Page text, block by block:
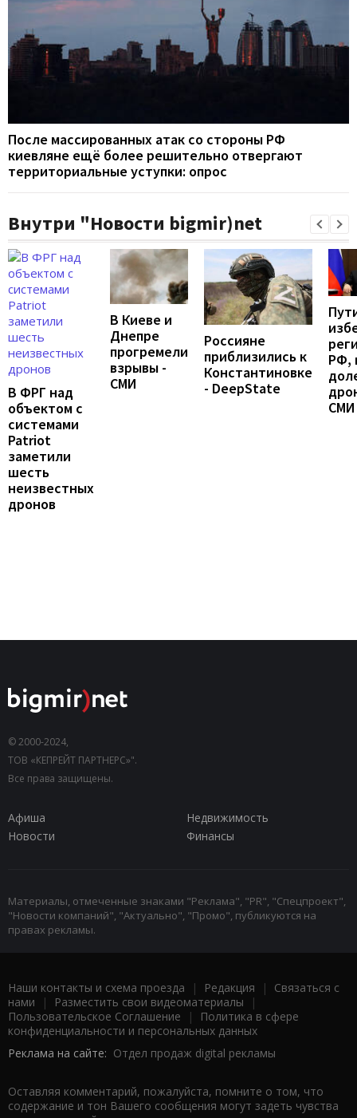
После массированных атак со стороны РФ
киевляне ещё более решительно отвергают
территориальные уступки: опрос
Внутри "Новости bigmir)net
В ФРГ над
объектом с
системами
Patriot
заметили
шесть
неизвестных
дронов
В Киеве и
Днепре
прогремели
взрывы -
СМИ
Россияне
приблизились к
Константиновке
- DeepState
РФ,
СМИ
© 2000-2024,
ТОВ «КЕПРЕЙТ ПАРТНЕРС»".
Все права защищены.
Афиша
Недвижимость
Новости
Финансы
Материалы, отмеченные знаками "Реклама", "PR", "Спецпроект",
"Новости компаний", "Актуально", "Промо", публикуются на
правах рекламы.
Наши контакты и схема проезда | Редакция | Связаться с
нами | Разместить свои видеоматериалы |
Пользовательское Соглашение |
Политика в сфере
конфиденциальности и персональных данных
Реклама на сайте: Отдел продаж digital рекламы
Оставляя комментарий, пожалуйста, помните о том, что
содержание и тон Вашего сообщения могут задеть чувства